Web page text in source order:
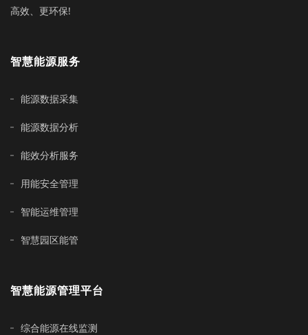
高效、更环保!
智慧能源服务
能源数据采集
能源数据分析
能效分析服务
用能安全管理
智能运维管理
智慧园区能管
智慧能源管理平台
综合能源在线监测